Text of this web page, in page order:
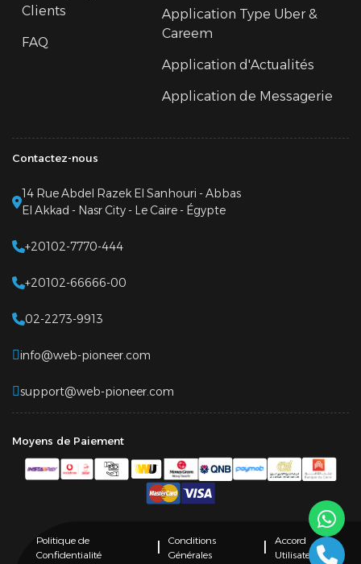
Clients
FAQ
Application Type Uber &
Careem
Application d'Actualités
Application de Messagerie
Contactez-nous
14 Rue Abdel Razek El Sanhouri - Abbas
El Akkad - Nasr City - Le Caire - Égypte
+20102-7770-444
+20102-66666-00
02-2273-9913
info@web-pioneer.com
support@web-pioneer.com
Moyens de Paiement
Politique de
Confidentialité
Conditions
Générales
Accord
Utilisateur